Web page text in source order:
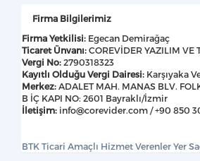
Firma Bilgilerimiz
Firma Yetkilisi: Egecan Demirağaç
Ticaret Ünvanı: COREVİDER YAZILIM VE
Vergi No: 2790318323
Kayıtlı Olduğu Vergi Dairesi: Karşıyaka
Merkez: ADALET MAH. MANAS BLV.
B İÇ KAPI NO: 2601 Bayraklı/İzmir
İletişim: info@corevider.com / +90 850
BTK Ticari Amaçlı Hizmet Verenler Yer